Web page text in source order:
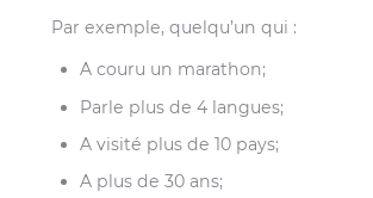
Par exemple, quelqu’un qui :
A couru un marathon;
Parle plus de 4 langues;
A visité plus de 10 pays;
A plus de 30 ans;